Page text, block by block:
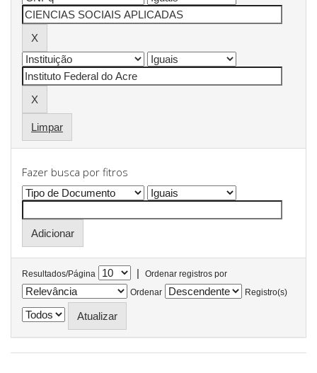
Limpar
Fazer busca por fitros
Resultados/Página |
Ordenar registros por
Ordenar
Registro(s)